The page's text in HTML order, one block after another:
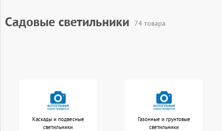
Садовые светильники 74 товара
Каскады и подвесные
светильники
Газонные и грунтовые
светильники